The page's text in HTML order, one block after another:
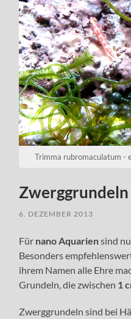
Trimma rubromaculatum -
6. DEZEMBER 2013
Für nano Aquariensind
Besonders
ihrem Namen alle Ehre
Grundeln, die zwischen 1
Zwerggrundeln sind bei